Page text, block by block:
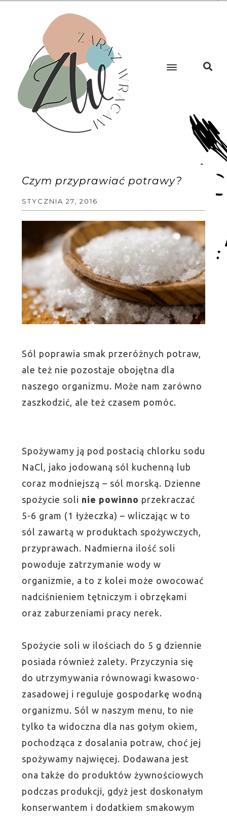
Czym przyprawiać potrawy?
STYCZNIA 27, 2016
Sól poprawia smak przeróżnych potraw,
ale też nie pozostaje obojętna dla
naszego organizmu. Może nam zarówno
zaszkodzić, ale też czasem pomóc.
Spożywamy ją pod postacią chlorku sodu
NaCl, jako jodowaną sól kuchenną lub
coraz modniejszą – sól morską. Dzienne
spożycie soli nie powinno przekraczać
5-6 gram (1 łyżeczka) – wliczając w to
sól zawartą w produktach spożywczych,
przyprawach. Nadmierna ilość soli
powoduje zatrzymanie wody w
organizmie, a to z kolei może owocować
nadciśnieniem tętniczym i obrzękami
oraz zaburzeniami pracy nerek.
Spożycie soli w ilościach do 5 g dziennie
posiada również zalety. Przyczynia się
do utrzymywania równowagi kwasowo-
zasadowej i reguluje gospodarkę wodną
organizmu. Sól w naszym menu, to nie
tylko ta widoczna dla nas gołym okiem,
pochodząca z dosalania potraw, choć jej
spożywamy najwięcej. Dodawana jest
ona także do produktów żywnościowych
podczas produkcji, gdyż jest doskonałym
konserwantem i dodatkiem smakowym